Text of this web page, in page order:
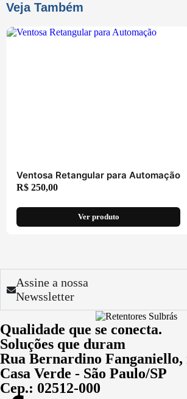
Veja Também
Ventosa Retangular para Automação
R$ 250,00
Ver produto
Assine a nossa
Newssletter
Qualidade que se conecta.
Soluções que duram
Rua Bernardino Fanganiello,
Casa Verde - São Paulo/SP
Cep.: 02512-000